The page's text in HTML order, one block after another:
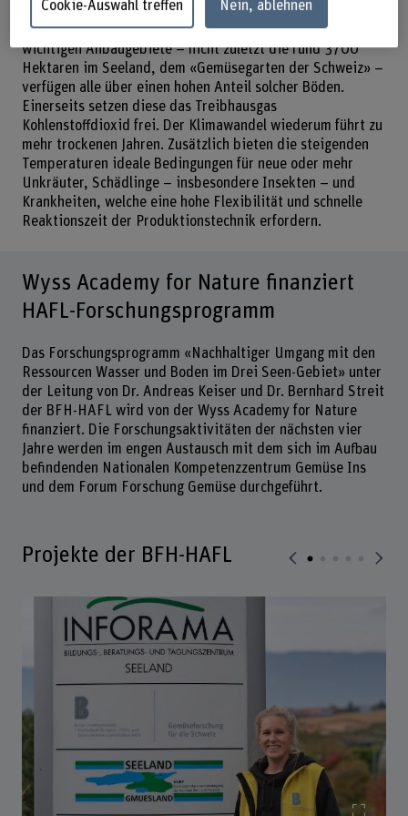
Biodiversität sowie die effiziente Nutzung von Wasser.
Besonders betroffen sind die organischen Böden. Die
wichtigen Anbaugebiete – nicht zuletzt die rund 3700
Hektaren im Seeland, dem «Gemüsegarten der Schweiz» –
verfügen alle über einen hohen Anteil solcher Böden.
Einerseits setzen diese das Treibhausgas
Kohlenstoffdioxid frei. Der Klimawandel wiederum führt zu
mehr trockenen Jahren. Zusätzlich bieten die steigenden
Temperaturen ideale Bedingungen für neue oder mehr
Unkräuter, Schädlinge – insbesondere Insekten – und
Krankheiten, welche eine hohe Flexibilität und schnelle
Reaktionszeit der Produktionstechnik erfordern.
Wyss Academy for Nature finanziert
HAFL-Forschungsprogramm
Das Forschungsprogramm «Nachhaltiger Umgang mit den
Ressourcen Wasser und Boden im Drei Seen-Gebiet» unter
der Leitung von Dr. Andreas Keiser und Dr. Bernhard Streit
der BFH-HAFL wird von der Wyss Academy for Nature
finanziert. Die Forschungsaktivitäten der nächsten vier
Jahre werden im engen Austausch mit dem sich im Aufbau
befindenden Nationalen Kompetenzzentrum Gemüse Ins
und dem Forum Forschung Gemüse durchgeführt.
Projekte der BFH-HAFL
Cookie-Auswahl treffen Nein, ablehnen